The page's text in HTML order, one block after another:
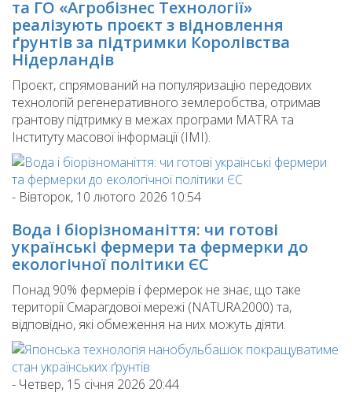
та ГО «Агробізнес Технології»
реалізують проєкт з відновлення
ґрунтів за підтримки Королівства
Нідерландів
Проєкт, спрямований на популяризацію передових
технологій регенеративного землеробства, отримав
грантову підтримку в межах програми MATRA та
Інституту масової інформації (ІМІ).
- Вівторок, 10 лютого 2026 10:54
Вода і біорізноманіття: чи готові
українські фермери та фермерки до
екологічної політики ЄС
Понад 90% фермерів і фермерок не знає, що таке
території Смарагдової мережі (NATURA2000) та,
відповідно, які обмеження на них можуть діяти.
- Четвер, 15 січня 2026 20:44